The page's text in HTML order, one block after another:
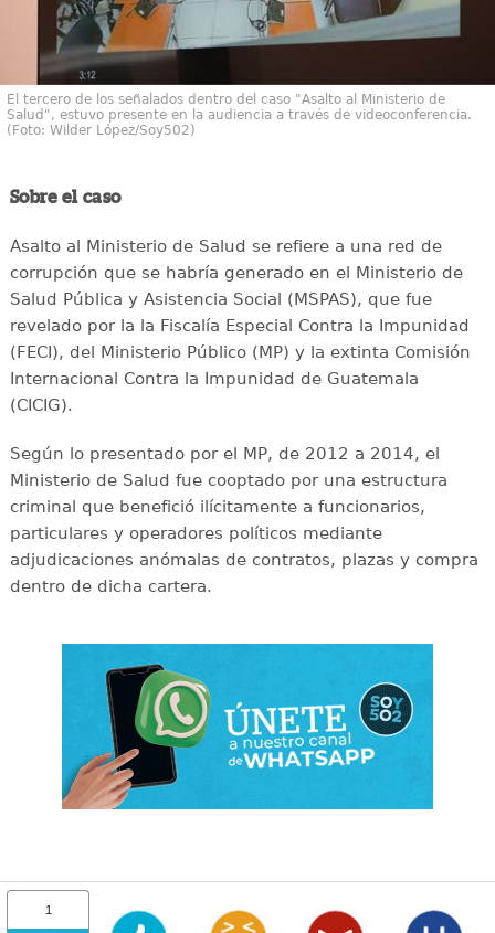
El tercero de los señalados dentro del caso "Asalto al Ministerio de
Salud", estuvo presente en la audiencia a través de videoconferencia.
(Foto: Wilder López/Soy502)
Sobre el caso
Asalto al Ministerio de Salud se refiere a una red de
corrupción que se habría generado en el Ministerio de
Salud Pública y Asistencia Social (MSPAS), que fue
revelado por la la Fiscalía Especial Contra la Impunidad
(FECI), del Ministerio Público (MP) y la extinta Comisión
Internacional Contra la Impunidad de Guatemala
(CICIG).
Según lo presentado por el MP, de 2012 a 2014, el
Ministerio de Salud fue cooptado por una estructura
criminal que benefició ilícitamente a funcionarios,
particulares y operadores políticos mediante
adjudicaciones anómalas de contratos, plazas y compra
dentro de dicha cartera.
1